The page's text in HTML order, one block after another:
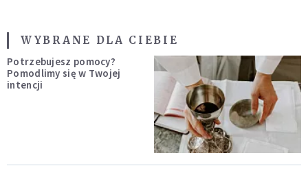
WYBRANE DLA CIEBIE
Potrzebujesz pomocy?
Pomodlimy się w Twojej
intencji